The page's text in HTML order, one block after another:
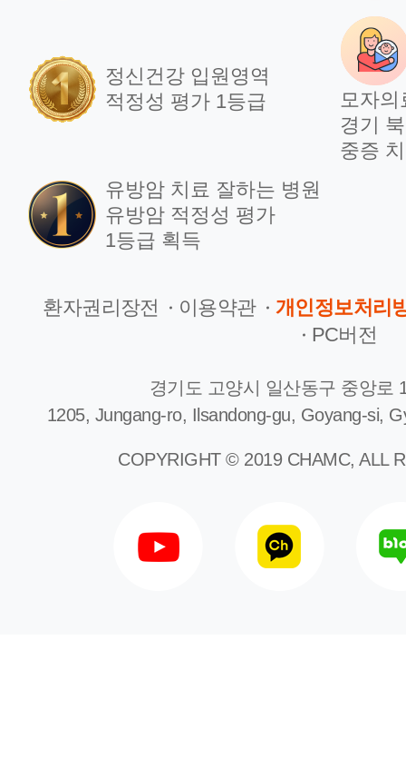
정신건강 입원영역
적정성 평가 1등급
모자
경기
중증
유방암 치료 잘하는 병원
유방암 적정성 평가
1등급 획득
환자권리장전 이용약관
개인정보처리
PC버전
경기도 고양시 일산동구 중앙로
1205, Jungang-ro, Ilsandong-gu, Goyang-si,
COPYRIGHT © 2019 CHAMC, ALL